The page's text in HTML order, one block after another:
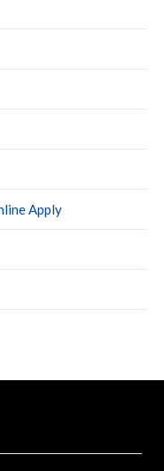
Apply